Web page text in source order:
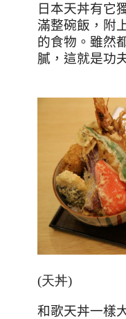
日本天丼有它
滿整碗飯，附
的食物。雖然
膩，這就是功
(天丼)
和歌天丼一樣